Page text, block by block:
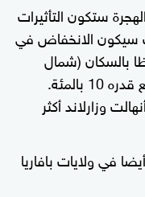
ستكون التأثيرات
سيكون الانخفاض في
بالسكان (شمال
الراين-ويستفاليا) متوسطا تقريبا بتراجع قدره 10 بالمئة.
وزارلاند أكثر
في ولايات بافاريا